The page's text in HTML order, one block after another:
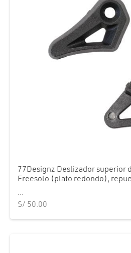
77Designz Deslizador superior
Freesolo (plato redondo),
...
S/ 50.00